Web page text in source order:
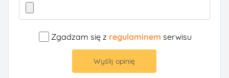
Zgadzam się z regulaminem serwisu
Wyślij opinię